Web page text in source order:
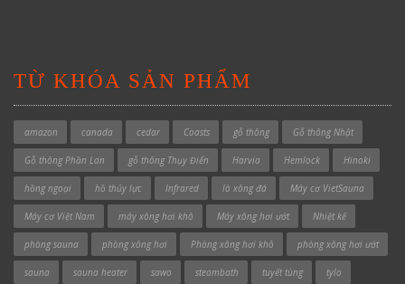
TỪ KHÓA SẢN PHẨM
amazon canada cedar Coasts gỗ thông Gỗ thông Nhật
Gỗ thông Phần Lan gỗ thông Thụy Điển Harvia Hemlock Hinoki
hồng ngoại hồ thủy lực Infrared lò xông đá Máy cơ VietSauna
Máy cơ Việt Nam máy xông hơi khô Máy xông hơi ướt Nhiệt kế
phòng sauna phòng xông hơi Phòng xông hơi khô phòng xông hơi ướt
sauna sauna heater sawo steambath tuyết tùng tylo